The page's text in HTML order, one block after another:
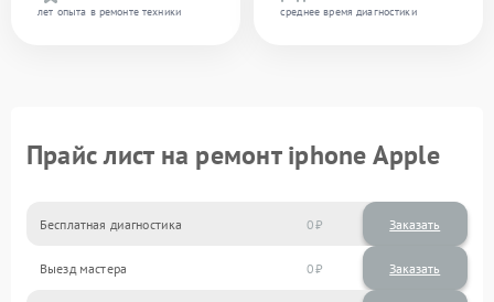
лет опыта в ремонте техники
среднее время диагностики
Прайс лист на ремонт iphone Apple
Бесплатная диагностика 0 Заказать
Выезд мастера 0 Заказать